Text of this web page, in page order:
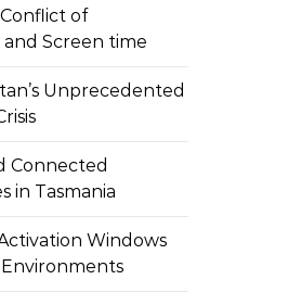
of
Screen time
Unprecedented
Connected
in Tasmania
Windows